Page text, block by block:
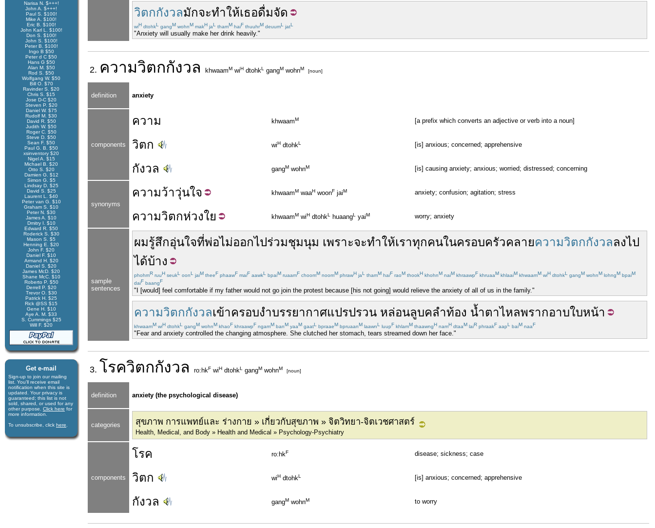
Narisa N. $+++!
John A. $+++!
Paul S. $100!
Mike A. $100!
Eric B. $100!
John Karl L. $100!
Don S. $100!
John S. $100!
Peter B. $100!
Ingo B $50
Peter d C $50
Hans G $50
Alan M. $50
Rod S. $50
Wolfgang W. $50
Bill O. $70
Ravinder S. $20
Chris S. $15
Jose D-C $20
Steven P. $20
Daniel W. $75
Rudolf M. $30
David R. $50
Judith W. $50
Roger C. $50
Steve D. $50
Sean F. $50
Paul G. B. $50
xsinventory $20
Nigel A. $15
Michael B. $20
Otto S. $20
Damien G. $12
Simon G. $5
Lindsay D. $25
David S. $25
Laurent L. $40
Peter van G. $10
Graham S. $10
Peter N. $30
James A. $10
Dmitry I. $10
Edward R. $50
Roderick S. $30
Mason S. $5
Henning E. $20
John F. $20
Daniel F. $10
Armand H. $20
Daniel S. $20
James McD. $20
Shane McC. $10
Roberto P. $50
Derrell P. $20
Trevor O. $30
Patrick H. $25
Rick @SS $15
Gene H. $10
Aye A. M. $33
S. Cummings $25
Will F. $20
Get e-mail
Sign-up to join our mail­ing
list. You'll receive e­mail
notification when this site is
updated. Your privacy is
guaran­teed; this list is not
sold, shared, or used for any
other purpose. Click here for
more infor­mation.
To unsubscribe, click here
วิตกกังวลมักจะทำให้เธอดื่มจัด
wiH dtohkL gangM wohnM makH jaL thamM haiF thuuhrM deuumL jatL
"Anxiety will usually make her drink heavily."
2. ความวิตกกังวล khwaamM wiH dtohkL gangM wohnM [noun]
definition anxiety
components
ความ khwaamM [a prefix which converts an adjective or verb into a noun]
วิตก wiH dtohkL [is] anxious; concerned; apprehensive
กังวล gangM wohnM [is] causing anxiety; anxious; worried; distressed; concerning
synonyms
ความว้าวุ่นใจ khwaamM waaH woonF jaiM anxiety; confusion; agitation; stress
ความวิตกห่วงใย khwaamM wiH dtohkL huaangL yaiM worry; anxiety
sample
sentences
ผมรู้สึกอุ่นใจที่พ่อไม่ออกไปร่วมชุมนุม เพราะจะทำให้เราทุกคนในครอบครัวคลายความวิตกกังวลลงไป
ได้บ้าง
phohmR ruuH seukL oonL jaiM theeF phaawF maiF aawkL bpaiM ruaamF choomM noomM phrawH jaL thamM haiF raoM thookH khohnM naiM khraawpF khruaaM khlaaiM khwaamM wiH dtohkL gangM wohnM lohngM bpaiM
daiF baangF
"I [would] feel comfortable if my father would not go join the protest because [his not going] would relieve the anxiety of all of us in the family."
ความวิตกกังวลเข้าครอบงำบรรยากาศแปรปรวน หล่อนลูบคลำท้อง น้ำตาไหลพรากอาบใบหน้า
khwaamM wiH dtohkL gangM wohnM khaoF khraawpF ngamM banM yaaM gaatL bpraaeM bpruaanM laawnL luupF khlamM thaawngH namH dtaaM laiR phraakF aapL baiM naaF
"Fear and anxiety controlled the changing atmosphere. She clutched her stomach, tears streamed down her face."
3. โรควิตกกังวล ro:hkF wiH dtohkL gangM wohnM [noun]
definition anxiety (the psychological disease)
categories สุขภาพ การแพทย์และ ร่างกาย » เกี่ยวกับสุขภาพ » จิตวิทยา-จิตเวชศาสตร์
Health, Medical, and Body » Health and Medical » Psychology-Psychiatry
components
โรค ro:hkF disease; sickness; case
วิตก wiH dtohkL [is] anxious; concerned; apprehensive
กังวล gangM wohnM to worry